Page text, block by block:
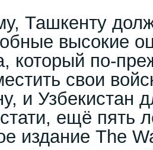
Ташкенту
высокие
который по-
свои
и Узбекистан
ещё пять
издание The